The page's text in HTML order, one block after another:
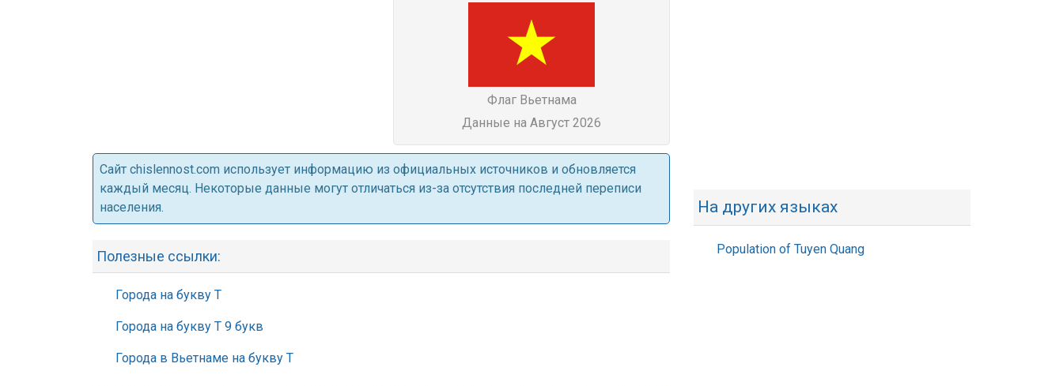
Флаг Вьетнама
Данные на Август 2026
Cайт chislennost.com использует информацию из официальных источников и обновляется
каждый месяц. Некоторые данные могут отличаться из-за отсутствия последней переписи
населения.
Полезные ссылки:
Города на букву Т
Города на букву Т 9 букв
Города в Вьетнаме на букву Т
На других языках
Population of Tuyen Quang